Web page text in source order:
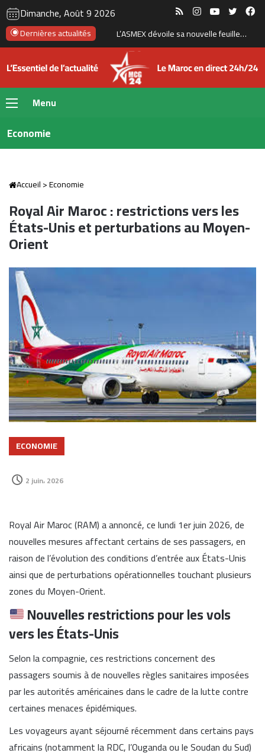
Dimanche, Août 9 2026 RSS InstagramYouTube
Dernières actualités Le Maroc accélère son programme de dessalement pour renforcer sa sécurité hydrique
Menu
Economie
Accueil>Economie
Royal Air Maroc : restrictions vers les
États-Unis et perturbations au Moyen-
Orient
ECONOMIE
2 juin، 2026
Royal Air Maroc (RAM) a annoncé, ce lundi 1er juin 2026, de
nouvelles mesures affectant certains de ses passagers, en
raison de l’évolution des conditions d’entrée aux États-Unis
ainsi que de perturbations opérationnelles touchant plusieurs
zones du Moyen-Orient.
Nouvelles restrictions pour les vols
vers les États-Unis
Selon la compagnie, ces restrictions concernent des
passagers soumis à de nouvelles règles sanitaires imposées
par les autorités américaines dans le cadre de la lutte contre
certaines menaces épidémiques.
Les voyageurs ayant séjourné récemment dans certains pays
africains (notamment la RDC, l’Ouganda ou le Soudan du Sud)